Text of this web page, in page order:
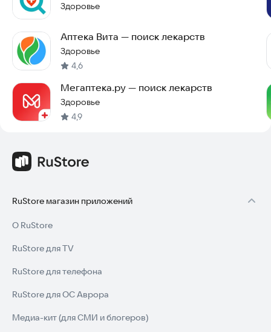
Здоровье
Аптека Вита — поиск лекарств
Здоровье
4,6
Мегаптека.ру — поиск лекарств
Здоровье
4,9
RuStore магазин приложений
О RuStore
RuStore для TV
RuStore для телефона
RuStore для ОС Аврора
Медиа-кит (для СМИ и блогеров)